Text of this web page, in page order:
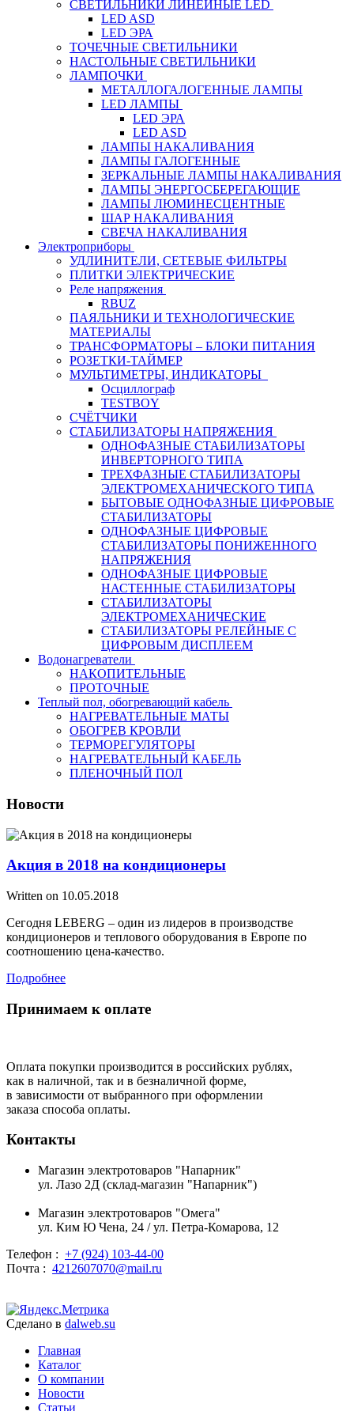
СВЕТИЛЬНИКИ ЛИНЕЙНЫЕ LED
LED ASD
LED ЭРА
ТОЧЕЧНЫЕ СВЕТИЛЬНИКИ
НАСТОЛЬНЫЕ СВЕТИЛЬНИКИ
ЛАМПОЧКИ
МЕТАЛЛОГАЛОГЕННЫЕ ЛАМПЫ
LED ЛАМПЫ
LED ЭРА
LED ASD
ЛАМПЫ НАКАЛИВАНИЯ
ЛАМПЫ ГАЛОГЕННЫЕ
ЗЕРКАЛЬНЫЕ ЛАМПЫ НАКАЛИВАНИЯ
ЛАМПЫ ЭНЕРГОСБЕРЕГАЮЩИЕ
ЛАМПЫ ЛЮМИНЕСЦЕНТНЫЕ
ШАР НАКАЛИВАНИЯ
СВЕЧА НАКАЛИВАНИЯ
Электроприборы
УДЛИНИТЕЛИ, СЕТЕВЫЕ ФИЛЬТРЫ
ПЛИТКИ ЭЛЕКТРИЧЕСКИЕ
Реле напряжения
RBUZ
ПАЯЛЬНИКИ И ТЕХНОЛОГИЧЕСКИЕ
МАТЕРИАЛЫ
ТРАНСФОРМАТОРЫ – БЛОКИ ПИТАНИЯ
РОЗЕТКИ-ТАЙМЕР
МУЛЬТИМЕТРЫ, ИНДИКАТОРЫ
Осциллограф
TESTBOY
СЧЁТЧИКИ
СТАБИЛИЗАТОРЫ НАПРЯЖЕНИЯ
ОДНОФАЗНЫЕ СТАБИЛИЗАТОРЫ
ИНВЕРТОРНОГО ТИПА
ТРЕХФАЗНЫЕ СТАБИЛИЗАТОРЫ
ЭЛЕКТРОМЕХАНИЧЕСКОГО ТИПА
БЫТОВЫЕ ОДНОФАЗНЫЕ ЦИФРОВЫЕ
СТАБИЛИЗАТОРЫ
ОДНОФАЗНЫЕ ЦИФРОВЫЕ
СТАБИЛИЗАТОРЫ ПОНИЖЕННОГО
НАПРЯЖЕНИЯ
ОДНОФАЗНЫЕ ЦИФРОВЫЕ
НАСТЕННЫЕ СТАБИЛИЗАТОРЫ
СТАБИЛИЗАТОРЫ
ЭЛЕКТРОМЕХАНИЧЕСКИЕ
СТАБИЛИЗАТОРЫ РЕЛЕЙНЫЕ С
ЦИФРОВЫМ ДИСПЛЕЕМ
Водонагреватели
НАКОПИТЕЛЬНЫЕ
ПРОТОЧНЫЕ
Теплый пол, обогревающий кабель
НАГРЕВАТЕЛЬНЫЕ МАТЫ
ОБОГРЕВ КРОВЛИ
ТЕРМОРЕГУЛЯТОРЫ
НАГРЕВАТЕЛЬНЫЙ КАБЕЛЬ
ПЛЕНОЧНЫЙ ПОЛ
Новости
Акция в 2018 на кондиционеры
Written on 10.05.2018
Сегодня LEBERG – один из лидеров в производстве
кондиционеров и теплового оборудования в Европе по
соотношению цена-качество.
Подробнее
Принимаем к оплате
Оплата покупки производится в российских рублях,
как в наличной, так и в безналичной форме,
в зависимости от выбранного при оформлении
заказа способа оплаты.
Контакты
Магазин электротоваров "Напарник"
ул. Лазо 2Д (склад-магазин "Напарник")
Магазин электротоваров "Омега"
ул. Ким Ю Чена, 24 / ул. Петра-Комарова, 12
Телефон : +7 (924) 103-44-00
Почта : 4212607070@mail.ru
Сделано в dalweb.su
Главная
Каталог
О компании
Новости
Статьи